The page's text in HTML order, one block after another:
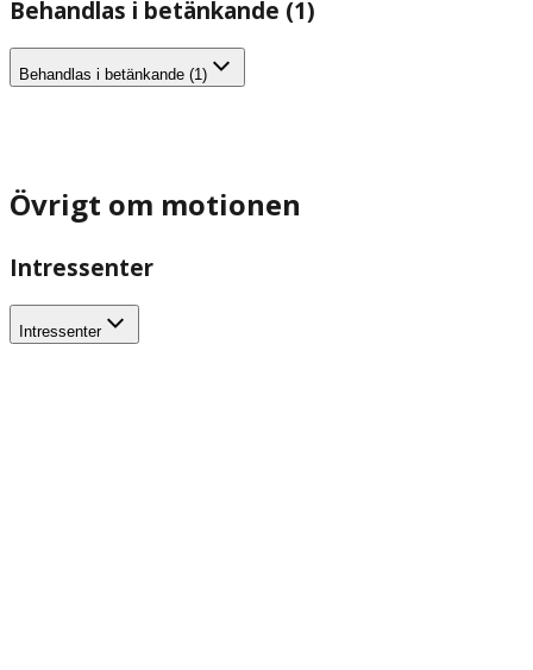
Behandlas i betänkande (1)
Behandlas i betänkande (1)
Övrigt om motionen
Intressenter
Intressenter